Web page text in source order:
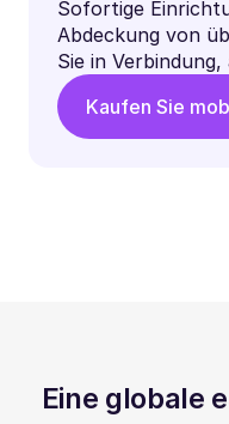
Sofortige
Abdeckung von
Sie in
Kaufen Sie
Eine globale